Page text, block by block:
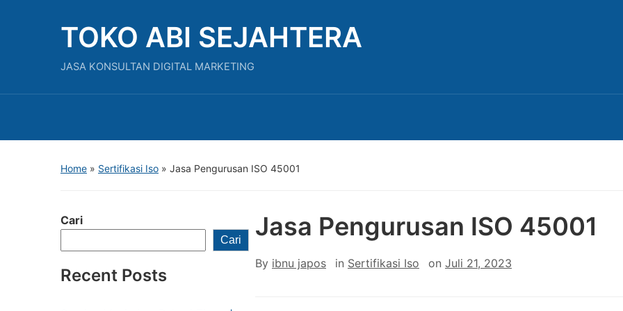
TOKO ABI SEJAHTERA
JASA KONSULTAN DIGITAL MARKETING
Home » Sertifikasi Iso » Jasa Pengurusan ISO 45001
Cari
Cari
Recent Posts
Jasa Pengurusan ISO 45001
By ibnu japos in Sertifikasi Iso on Juli 21, 2023